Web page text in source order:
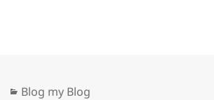
分
Blog my Blog